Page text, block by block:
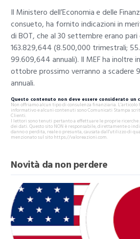
Il Ministero dell’Economia e delle
consueto, ha fornito indicazioni in
di BOT, che al 30 settembre erano
163.829,644 (8.500,000 trimestrali;
99.609,644 annuali). Il MEF ha inoltre
ottobre prossimo verranno a scadere
annuali.
Questo contenuto non deve essere considerato
Non offriamo alcun tipo di consulenza finanziaria. L’articolo
informativo e alcuni contenuti sono Comunicati Stampa
Clienti.
I lettori sono tenuti pertanto a effettuare le proprie
dei dati. Questo sito NON è responsabile, direttamente o
danno o perdita, reale o presunta, causata dall'utilizzo di
menzionato sul sito https://valoreazioni.com.
Novità da non perdere